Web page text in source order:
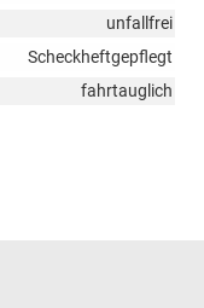
unfallfrei
Scheckheftgepflegt
fahrtauglich